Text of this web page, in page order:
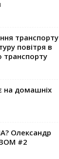
транспорту
повітря в
транспорту
на домашніх
Олександр
#2